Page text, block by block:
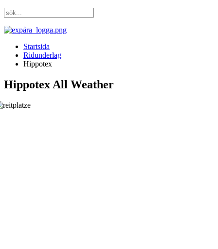
Startsida
Ridunderlag
Hippotex
Hippotex All Weather